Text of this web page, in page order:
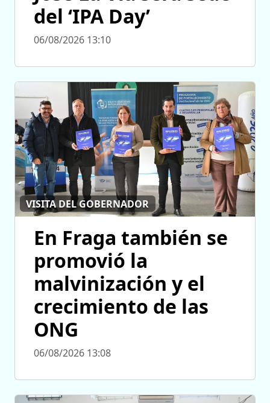
del ‘IPA Day’
06/08/2026 13:10
VISITA DEL GOBERNADOR
En Fraga también se
promovió la
malvinización y el
crecimiento de las
ONG
06/08/2026 13:08